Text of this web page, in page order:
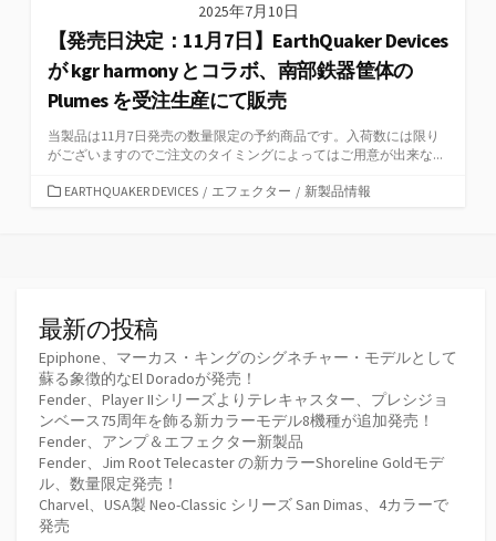
2025年7月10日
【発売日決定：11月7日】EarthQuaker Devices
が kgr harmony とコラボ、南部鉄器筐体の
Plumes を受注生産にて販売
当製品は11月7日発売の数量限定の予約商品です。入荷数には限り
がございますのでご注文のタイミングによってはご用意が出来な...
カEARTHQUAKER DEVICES / エフェクター / 新製品情報
最新の投稿
Epiphone、マーカス・キングのシグネチャー・モデルとして
蘇る象徴的なEl Doradoが発売！
Fender、Player IIシリーズよりテレキャスター、プレシジョ
ンベース75周年を飾る新カラーモデル8機種が追加発売！
Fender、アンプ＆エフェクター新製品
Fender、Jim Root Telecaster の新カラーShoreline Goldモデ
ル、数量限定発売！
Charvel、USA製 Neo-Classic シリーズ San Dimas、4カラーで
発売